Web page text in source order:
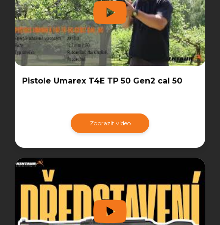
Pistole Umarex T4E TP 50 Gen2 cal 50
Zobrazit video